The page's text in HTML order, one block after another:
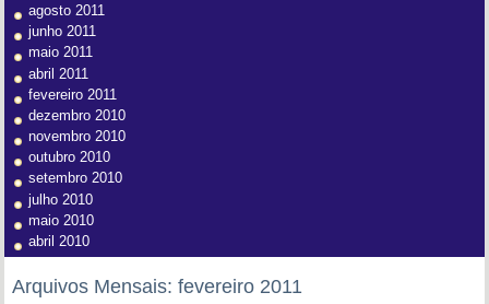
agosto 2011
junho 2011
maio 2011
abril 2011
fevereiro 2011
dezembro 2010
novembro 2010
outubro 2010
setembro 2010
julho 2010
maio 2010
abril 2010
Arquivos Mensais:fevereiro 2011